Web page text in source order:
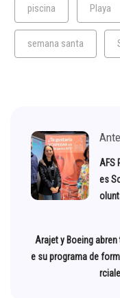
piscina Playa
semana santa
AFS
es
Arajet y Boeing
e su programa de